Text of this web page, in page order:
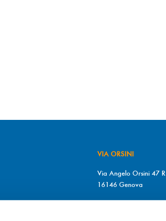
VIA ORSINI
Via Angelo Orsini 47 R
16146 Genova